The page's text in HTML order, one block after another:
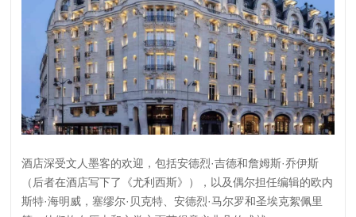
酒店深受文人墨客的欢迎，包括安德烈·吉德和詹姆斯·乔伊斯
（后者在酒店写下了《尤利西斯》），以及偶尔担任编辑的欧内
斯特·海明威，塞缪尔·贝克特、安德烈·马尔罗和圣埃克絮佩里